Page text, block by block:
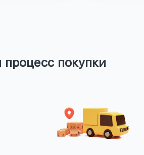
покупки